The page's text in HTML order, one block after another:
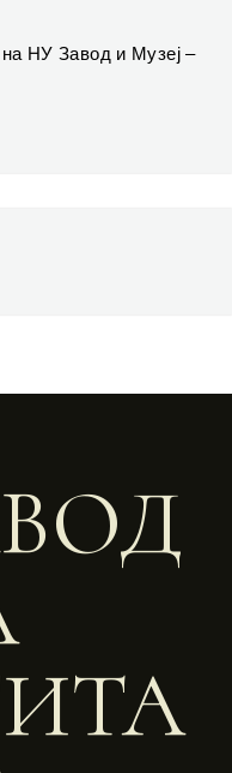
НУ Завод и Музеј –